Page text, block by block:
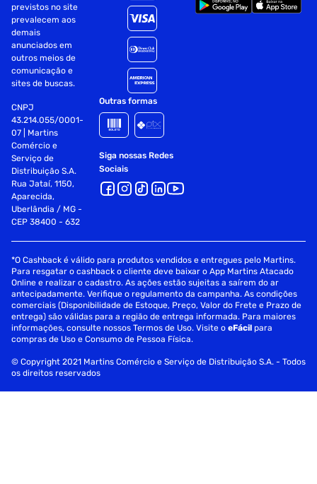
previstos no site
prevalecem aos
demais
anunciados em
outros meios de
comunicação e
sites de buscas.
CNPJ
43.214.055/0001-
07 | Martins
Comércio e
Serviço de
Distribuição S.A.
Rua Jataí, 1150,
Aparecida,
Uberlândia / MG -
CEP 38400 - 632
Outras formas
Siga nossas Redes
Sociais
*O Cashback é válido para produtos vendidos e entregues pelo Martins.
Para resgatar o cashback o cliente deve baixar o App Martins Atacado
Online e realizar o cadastro. As ações estão sujeitas a saírem do ar
antecipadamente. Verifique o regulamento da campanha. As condições
comerciais (Disponibilidade de Estoque, Preço, Valor do Frete e Prazo de
entrega) são válidas para a região de entrega informada. Para maiores
informações, consulte nossos Termos de Uso. Visite oeFácil para
compras de Uso e Consumo de Pessoa Física.
© Copyright 2021 Martins Comércio e Serviço de Distribuição S.A. - Todos
os direitos reservados